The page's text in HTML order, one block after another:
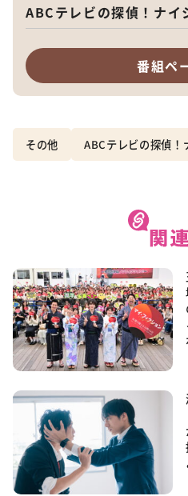
ABCテレビの探偵！ナイ
番組ペ
その他 ABCテレビの探偵！